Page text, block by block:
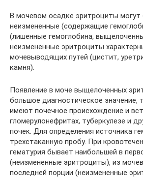
В мочевом осадке эритроциты могут
неизмененные (содержащие
(лишенные гемоглобина,
неизмененные эритроциты
мочевыводящих путей (цистит,
камня).
Появление в моче выщелоченных
большое диагностическое значение,
имеют почечное происхождение и
гломерулонефритах, туберкулезе и
почек. Для определения источника
трехстаканную пробу. При
гематурия бывает наибольшей в
(неизмененные эритроциты), из
последней порции (неизмененные